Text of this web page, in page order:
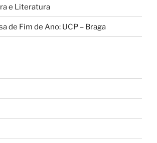
e Literatura
de Fim de Ano: UCP – Braga